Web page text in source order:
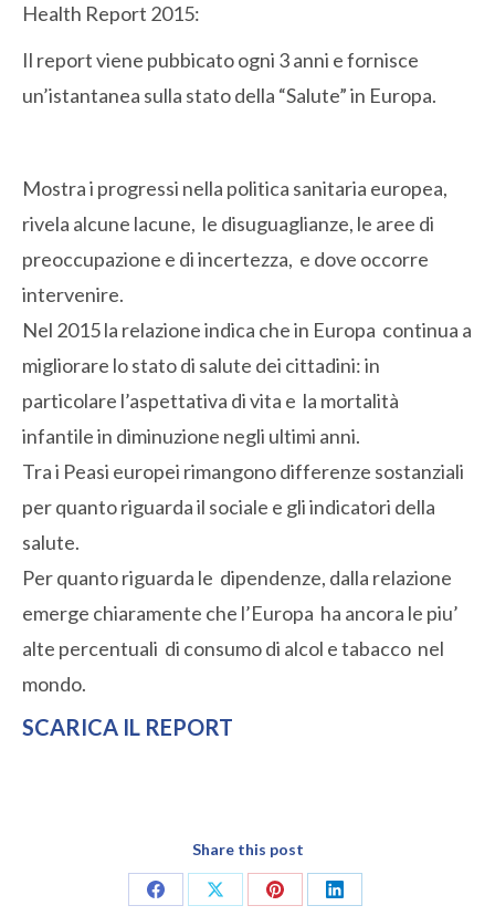
Health Report 2015:
Il report viene pubbicato ogni 3 anni e fornisce
un’istantanea sulla stato della “Salute” in Europa.
Mostra i progressi nella politica sanitaria europea,
rivela alcune lacune, le disuguaglianze, le aree di
preoccupazione e di incertezza, e dove occorre
intervenire.
Nel 2015 la relazione indica che in Europa continua a
migliorare lo stato di salute dei cittadini: in
particolare l’aspettativa di vita e la mortalità
infantile in diminuzione negli ultimi anni.
Tra i Peasi europei rimangono differenze sostanziali
per quanto riguarda il sociale e gli indicatori della
salute.
Per quanto riguarda le dipendenze, dalla relazione
emerge chiaramente che l’Europa ha ancora le piu’
alte percentuali di consumo di alcol e tabacco nel
mondo.
SCARICA IL REPORT
Share this post
Share
Share
Share
Share